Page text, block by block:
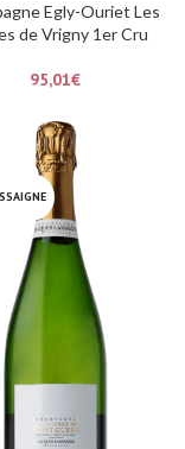
Egly-Ouriet Les
de Vrigny 1er Cru
95,01€